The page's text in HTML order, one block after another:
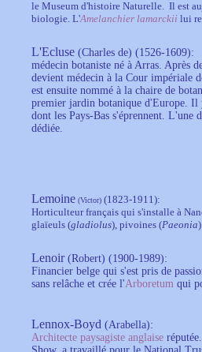
le Museum d'histoire Naturelle. Il est
biologie. L'Amelanchier lamarckii lui
L'Ecluse (Charles de) (1526-1609):
médecin botaniste né à Arras. Après
devient médecin à la Cour impériale
est ensuite nommé à la chaire de
premier jardin botanique d'Europe. Il
dont les Pays-Bas s'éprennent. L'une
dédiée.
Lemoine (Victor) (1823-1911):
Horticulteur français qui s'installe à
glaïeuls (gladiolus), pivoines (Paeonia
Lenoir(Robert) (1900-1989):
Financier belge qui s'est pris de
sans relâche et crée l'Arboretum qui
Lennox-Boyd (Arabella):
Architecte paysagiste anglaise